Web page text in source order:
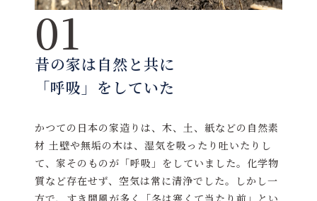
01
昔の家は自然と共に
「呼吸」をしていた
かつての日本の家造りは、木、土、紙などの自然素
材 土壁や無垢の木は、湿気を吸ったり吐いたりし
て、家そのものが「呼吸」をしていました。化学物
質など存在せず、空気は常に清浄でした。しかし一